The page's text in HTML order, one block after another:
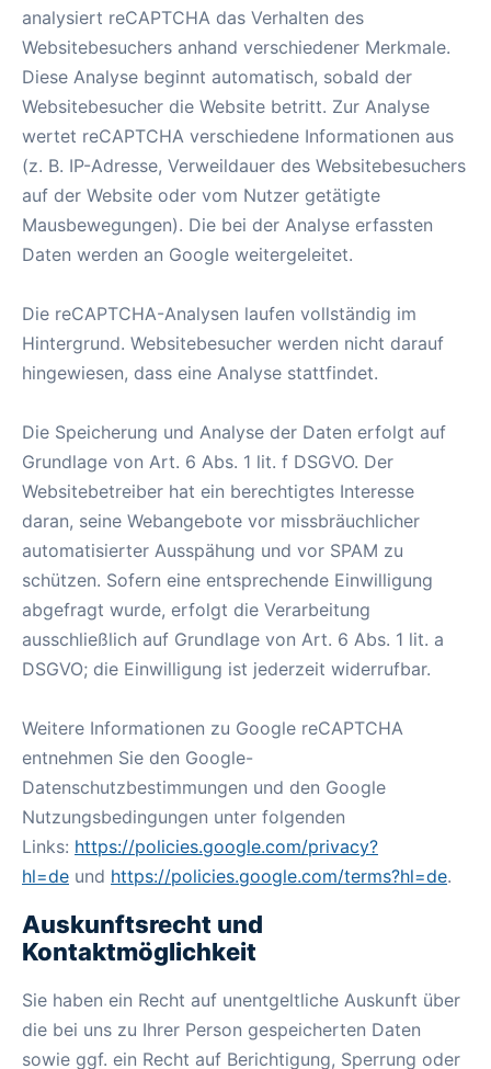
analysiert reCAPTCHA das Verhalten des
Websitebesuchers anhand verschiedener Merkmale.
Diese Analyse beginnt automatisch, sobald der
Websitebesucher die Website betritt. Zur Analyse
wertet reCAPTCHA verschiedene Informationen aus
(z. B. IP-Adresse, Verweildauer des Websitebesuchers
auf der Website oder vom Nutzer getätigte
Mausbewegungen). Die bei der Analyse erfassten
Daten werden an Google weitergeleitet.
Die reCAPTCHA-Analysen laufen vollständig im
Hintergrund. Websitebesucher werden nicht darauf
hingewiesen, dass eine Analyse stattfindet.
Die Speicherung und Analyse der Daten erfolgt auf
Grundlage von Art. 6 Abs. 1 lit. f DSGVO. Der
Websitebetreiber hat ein berechtigtes Interesse
daran, seine Webangebote vor missbräuchlicher
automatisierter Ausspähung und vor SPAM zu
schützen. Sofern eine entsprechende Einwilligung
abgefragt wurde, erfolgt die Verarbeitung
ausschließlich auf Grundlage von Art. 6 Abs. 1 lit. a
DSGVO; die Einwilligung ist jederzeit widerrufbar.
Weitere Informationen zu Google reCAPTCHA
entnehmen Sie den Google-
Datenschutzbestimmungen und den Google
Nutzungsbedingungen unter folgenden
Links: https://policies.google.com/privacy?
hl=de und https://policies.google.com/terms?hl=de.
Auskunftsrecht und
Kontaktmöglichkeit
Sie haben ein Recht auf unentgeltliche Auskunft über
die bei uns zu Ihrer Person gespeicherten Daten
sowie ggf. ein Recht auf Berichtigung, Sperrung oder